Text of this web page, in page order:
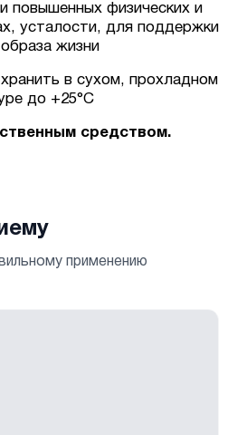
повышенных физических и
усталости, для поддержки
жизни
хранить в сухом, прохладном
до +25°C
средством.
применению